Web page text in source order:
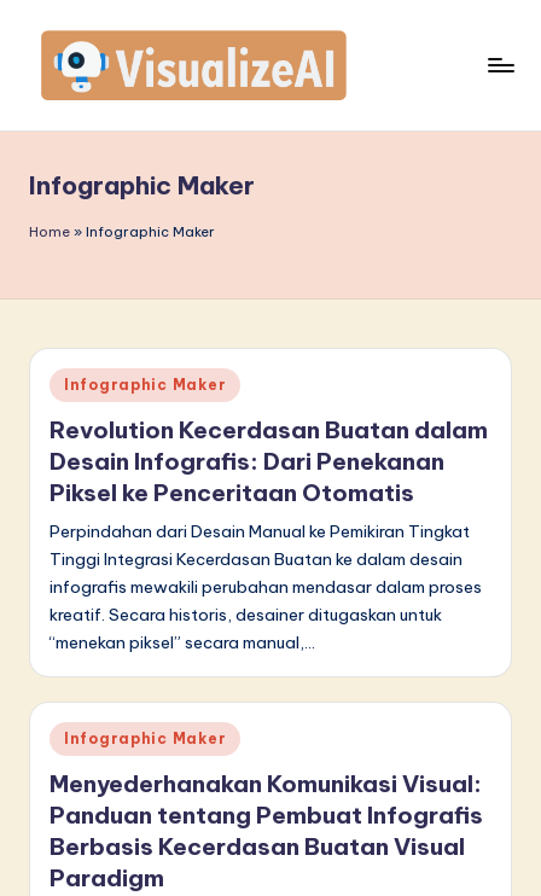
content
u
a
e
A
n
d
o
n
e
si
a
n
-
L
Infographic Maker
Home » Infographic Maker
Posted
in
Infographic Maker
Revolution Kecerdasan Buatan dalam
Desain Infografis: Dari Penekanan
Piksel ke Penceritaan Otomatis
Perpindahan dari Desain Manual ke Pemikiran Tingkat
Tinggi Integrasi Kecerdasan Buatan ke dalam desain
infografis mewakili perubahan mendasar dalam proses
kreatif. Secara historis, desainer ditugaskan untuk
“menekan piksel” secara manual,…
Posted
in
Infographic Maker
Menyederhanakan Komunikasi Visual:
Panduan tentang Pembuat Infografis
Berbasis Kecerdasan Buatan Visual
Paradigm